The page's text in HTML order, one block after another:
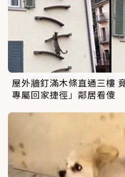
屋外牆釘滿木條直通三樓
專屬回家捷徑」鄰居看傻